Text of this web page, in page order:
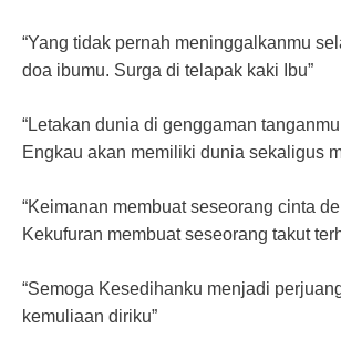
“Yang tidak pernah meninggalkanmu
doa ibumu. Surga di telapak kaki Ibu”
“Letakan dunia di genggaman
Engkau akan memiliki dunia sekaligus
“Keimanan membuat seseorang cinta
Kekufuran membuat seseorang takut
“Semoga Kesedihanku menjadi
kemuliaan diriku”